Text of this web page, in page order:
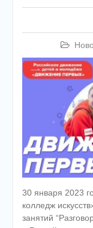
30 января 2023
колледж
занятий